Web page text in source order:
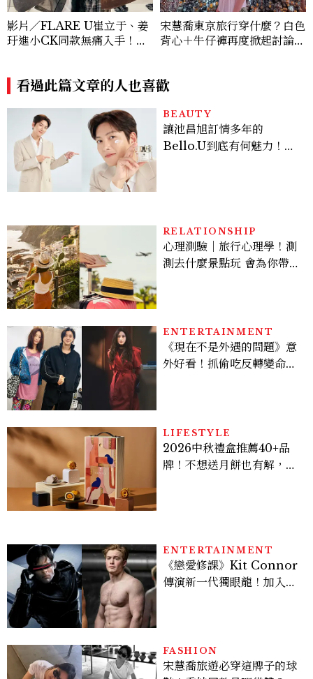
影片／FLARE U崔立于、姜
玗進小CK同款無痛入手！身
宋慧喬東京旅行穿什麼？白色
背心＋牛仔褲再度掀起討論，
看過此篇文章的人也喜歡
BEAUTY
讓池昌旭訂情多年的
Bello.U到底有何魅力！揭
RELATIONSHIP
心理測驗｜旅行心理學！測
測去什麼景點玩 會為你帶來
ENTERTAINMENT
《現在不是外遇的問題》意
外好看！抓偷吃反轉變命
看點懶人包
LIFESTYLE
2026中秋禮盒推薦40+品
牌！不想送月餅也有解，送
ENTERTAINMENT
《戀愛修課》Kit Connor
傳演新一代獨眼龍！加入新
FASHION
宋慧喬旅遊必穿這牌子的球